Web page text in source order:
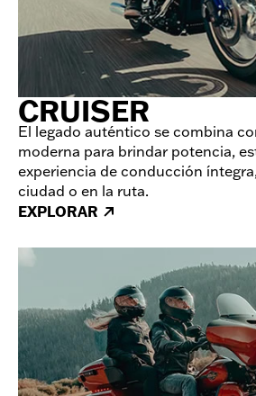
CRUISER
El legado auténtico se combina
moderna para brindar potencia,
experiencia de conducción
ciudad o en la ruta.
EXPLORAR